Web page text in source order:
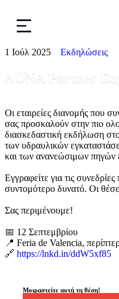
1 Ιούλ 2025 Εκδηλώσεις
AÚNA Partner
Οι εταιρείες διανομής που
σας προσκαλούν στην πιο
διασκεδαστική εκδήλωση
των υδραυλικών
και των ανανεώσιμων πηγών
Εγγραφείτε για τις
συντομότερο δυνατό. Οι
Σας περιμένουμε!
📅 12 Σεπτεμβρίου
📍 Feria de Valencia,
🔗 https://lnkd.in/ddW5xf85
Μοιραστείτε αυτή τη θέση!